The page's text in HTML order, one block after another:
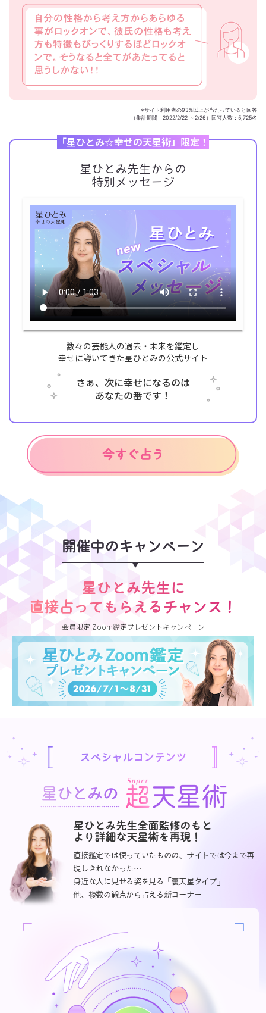
※サイト利用者の93%以上が当たっていると回答
（集計期間：2022/2/22 ～2/26）回答人数：5,725名
「星ひとみ☆幸せの天星術」限定！
星ひとみ先生からの
特別メッセージ
数々の芸能人の過去・未来を鑑定し
幸せに導いてきた星ひとみの公式サイト
さぁ、次に幸せになるのは
あなたの番です！
開催中のキャンペーン
星ひとみ先生に
直接占ってもらえるチャンス！
会員限定 Zoom鑑定プレゼントキャンペーン
スペシャルコンテンツ
星ひとみ先生全面監修のもと
より詳細な天星術を再現！
直接鑑定では使っていたものの、サイトでは今まで再
現しきれなかった…
身近な人に見せる姿を見る「裏天星タイプ」
他、複数の観点から占える新コーナー